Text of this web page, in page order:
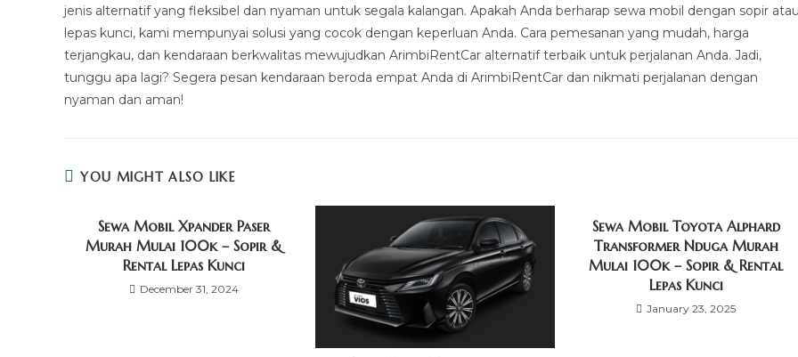
jenis alternatif yang fleksibel dan nyaman untuk segala kalangan. Apakah Anda berharap sewa mobil dengan sopir atau
lepas kunci, kami mempunyai solusi yang cocok dengan keperluan Anda. Cara pemesanan yang mudah, harga
terjangkau, dan kendaraan berkwalitas mewujudkan ArimbiRentCar alternatif terbaik untuk perjalanan Anda. Jadi,
tunggu apa lagi? Segera pesan kendaraan beroda empat Anda di ArimbiRentCar dan nikmati perjalanan dengan
nyaman dan aman!
YOU MIGHT ALSO LIKE
Sewa Mobil Xpander Paser
Murah Mulai 100k – Sopir &
Rental Lepas Kunci
December 31, 2024
Sewa Mobil Toyota Alphard
Transformer Nduga Murah
Mulai 100k – Sopir & Rental
Lepas Kunci
January 23, 2025